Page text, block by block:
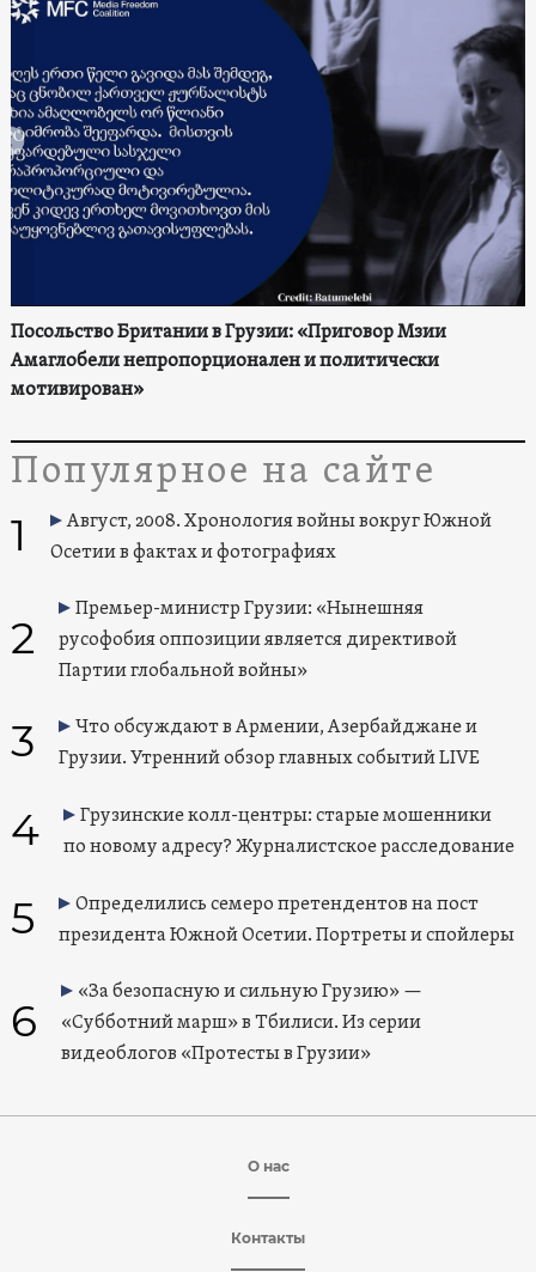
Посольство Британии в Грузии: «Приговор Мзии
Амаглобели непропорционален и политически
мотивирован»
Популярное на сайте
1
Август, 2008. Хронология войны вокруг Южной
Осетии в фактах и фотографиях
2
Премьер-министр Грузии: «Нынешняя
русофобия оппозиции является директивой
Партии глобальной войны»
3
Что обсуждают в Армении, Азербайджане и
Грузии. Утренний обзор главных событий LIVE
4
Грузинские колл-центры: старые мошенники
по новому адресу? Журналистское расследование
5
Определились семеро претендентов на пост
президента Южной Осетии. Портреты и спойлеры
6
«За безопасную и сильную Грузию» —
«Субботний марш» в Тбилиси. Из серии
видеоблогов «Протесты в Грузии»
О нас
Контакты